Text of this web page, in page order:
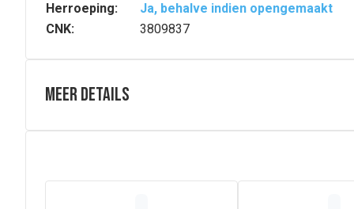
Herroeping:
Ja, behalve indien opengemaakt
CNK:
3809837
Meer details
Zachte reiniging van de eerste tandjes en
Extra zachte Tynex borstelharen